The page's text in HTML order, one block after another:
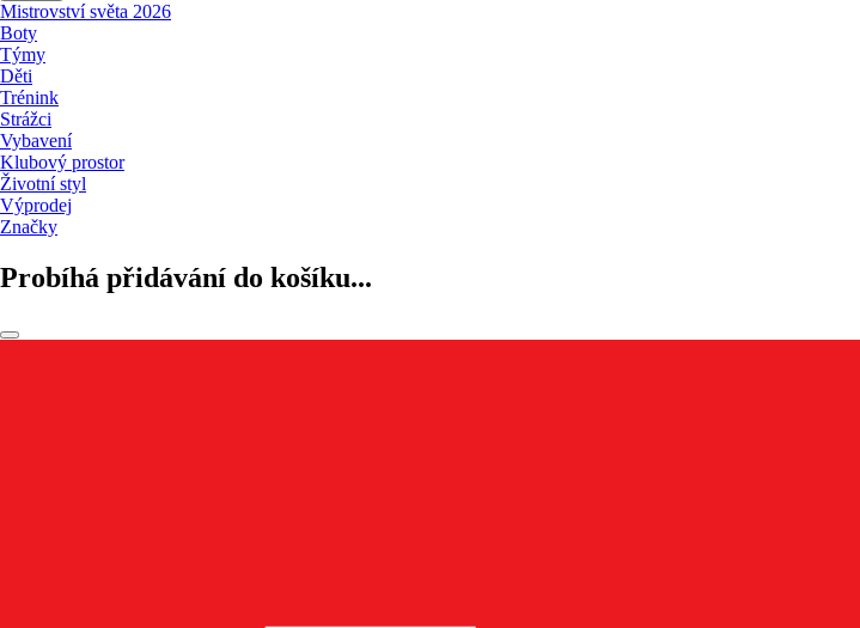
Mistrovství světa 2026
Boty
Týmy
Děti
Trénink
Strážci
Vybavení
Klubový prostor
Životní styl
Výprodej
Značky
Probíhá přidávání do košíku...